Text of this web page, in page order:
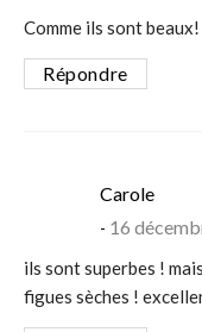
Comme ils sont beaux!
Répondre
Carolesays:
16
ils sont superbes !
figues sèches !